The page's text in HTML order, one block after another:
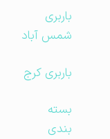
باربری
شمس آباد
باربری کرج
بسته
بندی